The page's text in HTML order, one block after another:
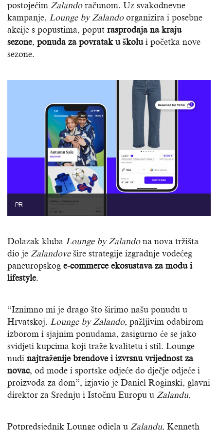
postojećim Zalandoračunom. Uz svakodnevne
kampanje, Lounge by Zalandoorganizira i posebne
akcije s popustima, poput rasprodaja na kraju
sezone, ponuda za povratak u školui početka nove
sezone.
PR
Dolazak kluba Lounge by Zalandona nova tržišta
dio je Zalandovešire strategije izgradnje vodećeg
paneuropskog e-commerce ekosustava za modu i
lifestyle.
“Iznimno mi je drago što širimo našu ponudu u
Hrvatskoj. Lounge by Zalando, pažljivim odabirom
izborom i sjajnim ponudama, zasigurno će se jako
svidjeti kupcima koji traže kvalitetu i stil. Lounge
nudi najtraženije brendove i izvrsnu vrijednost za
novac, od mode i sportske odjeće do dječje odjeće i
proizvoda za dom”, izjavio je Daniel Roginski, glavni
direktor za Srednju i Istočnu Europu u Zalandu.
Potpredsjednik Lounge odjela u Zalandu, Kenneth